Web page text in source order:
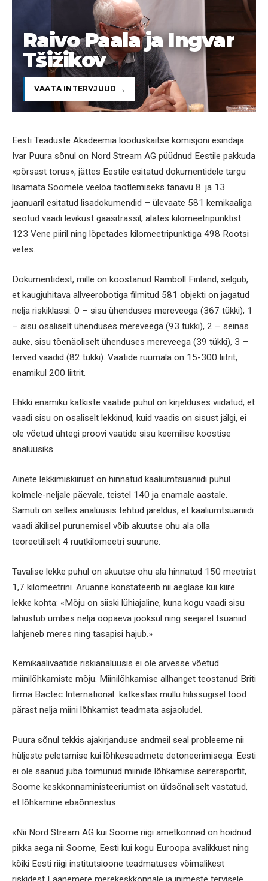
Raivo Paala ja Ingvar
Tšižikov
VAATA INTERVJUUD
Eesti Teaduste Akadeemia looduskaitse komisjoni esindaja
Ivar Puura sõnul on Nord Stream AG püüdnud Eestile pakkuda
«põrsast torus», jättes Eestile esitatud dokumentidele targu
lisamata Soomele veeloa taotlemiseks tänavu 8. ja 13.
jaanuaril esitatud lisadokumendid – ülevaate 581 kemikaaliga
seotud vaadi levikust gaasitrassil, alates kilomeetripunktist
123 Vene piiril ning lõpetades kilomeetripunktiga 498 Rootsi
vetes.
Dokumentidest, mille on koostanud Ramboll Finland, selgub,
et kaugjuhitava allveerobotiga filmitud 581 objekti on jagatud
nelja riskiklassi: 0 – sisu ühenduses mereveega (367 tükki); 1
– sisu osaliselt ühenduses mereveega (93 tükki), 2 – seinas
auke, sisu tõenäoliselt ühenduses mereveega (39 tükki), 3 –
terved vaadid (82 tükki). Vaatide ruumala on 15-300 liitrit,
enamikul 200 liitrit.
Ehkki enamiku katkiste vaatide puhul on kirjelduses viidatud, et
vaadi sisu on osaliselt lekkinud, kuid vaadis on sisust jälgi, ei
ole võetud ühtegi proovi vaatide sisu keemilise koostise
analüüsiks.
Ainete lekkimiskiirust on hinnatud kaaliumtsüaniidi puhul
kolmele-neljale päevale, teistel 140 ja enamale aastale.
Samuti on selles analüüsis tehtud järeldus, et kaaliumtsüaniidi
vaadi äkilisel purunemisel võib akuutse ohu ala olla
teoreetiliselt 4 ruutkilomeetri suurune.
Tavalise lekke puhul on akuutse ohu ala hinnatud 150 meetrist
1,7 kilomeetrini. Aruanne konstateerib nii aeglase kui kiire
lekke kohta: «Mõju on siiski lühiajaline, kuna kogu vaadi sisu
lahustub umbes nelja ööpäeva jooksul ning seejärel tsüaniid
lahjeneb meres ning tasapisi hajub.»
Kemikaalivaatide riskianalüüsis ei ole arvesse võetud
miinilõhkamiste mõju. Miinilõhkamise allhanget teostanud Briti
firma Bactec International katkestas mullu hilissügisel tööd
pärast nelja miini lõhkamist teadmata asjaoludel.
Puura sõnul tekkis ajakirjanduse andmeil seal probleeme nii
hüljeste peletamise kui lõhkeseadmete detoneerimisega. Eesti
ei ole saanud juba toimunud miinide lõhkamise seireraportit,
Soome keskkonnaministeeriumist on üldsõnaliselt vastatud,
et lõhkamine ebaõnnestus.
«Nii Nord Stream AG kui Soome riigi ametkonnad on hoidnud
pikka aega nii Soome, Eesti kui kogu Euroopa avalikkust ning
kõiki Eesti riigi institutsioone teadmatuses võimalikest